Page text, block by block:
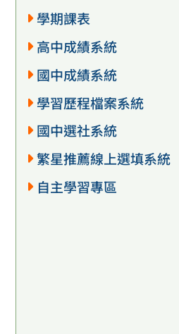
學期課表
高中成績系統
國中成績系統
學習歷程檔案系統
國中選社系統
繁星推薦線上選填系統
自主學習專區